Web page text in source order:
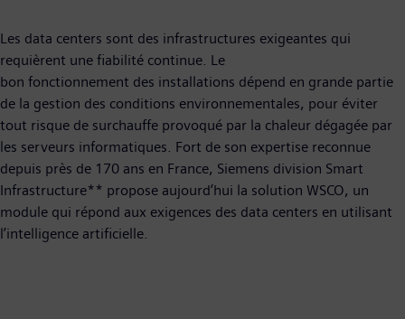
Les data centers sont des infrastructures exigeantes qui
requièrent une fiabilité continue. Le
bon fonctionnement des installations dépend en grande partie
de la gestion des conditions environnementales, pour éviter
tout risque de surchauffe provoqué par la chaleur dégagée par
les serveurs informatiques. Fort de son expertise reconnue
depuis près de 170 ans en France, Siemens division Smart
Infrastructure** propose aujourd’hui la solution WSCO, un
module qui répond aux exigences des data centers en utilisant
l’intelligence artificielle.